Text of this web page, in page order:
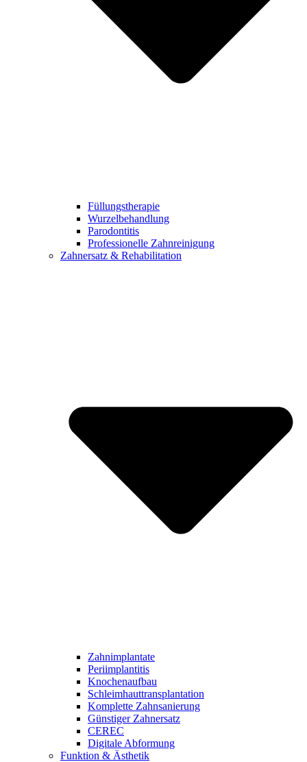
Füllungstherapie
Wurzelbehandlung
Parodontitis
Professionelle Zahnreinigung
Zahnersatz & Rehabilitation
Zahnimplantate
Periimplantitis
Knochenaufbau
Schleimhauttransplantation
Komplette Zahnsanierung
Günstiger Zahnersatz
CEREC
Digitale Abformung
Funktion & Ästhetik